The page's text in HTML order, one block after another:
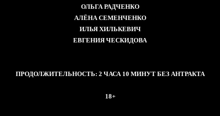
ОЛЬГА РАДЧЕНКО
АЛЁНА СЕМЕНЧЕНКО
ИЛЬЯ ХИЛЬКЕВИЧ
ЕВГЕНИЯ ЧЕСКИДОВА
ПРОДОЛЖИТЕЛЬНОСТЬ: 2 ЧАСА 10 МИНУТ БЕЗ АНТРАКТА
18+